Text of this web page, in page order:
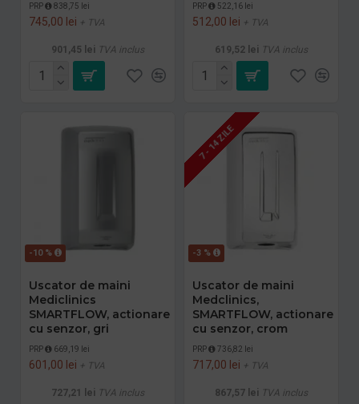
PRP 838,75 lei
745,00 lei + TVA
901,45 lei TVA inclus
PRP 522,16 lei
512,00 lei + TVA
619,52 lei TVA inclus
-10 %
Uscator de maini
Mediclinics
SMARTFLOW, actionare
cu senzor, gri
PRP 669,19 lei
601,00 lei + TVA
727,21 lei TVA inclus
-3 %
7 - 14 ZILE
Uscator de maini
Medclinics,
SMARTFLOW, actionare
cu senzor, crom
PRP 736,82 lei
717,00 lei + TVA
867,57 lei TVA inclus